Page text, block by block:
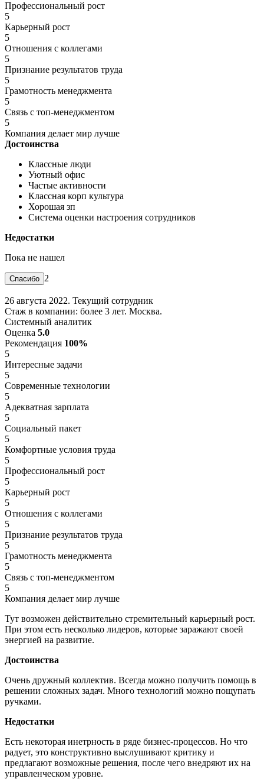
Профессиональный рост
5
Карьерный рост
5
Отношения с коллегами
5
Признание результатов труда
5
Грамотность менеджмента
5
Связь с топ-менеджментом
5
Компания делает мир лучше
Достоинства
Классные люди
Уютный офис
Частые активности
Классная корп культура
Хорошая зп
Система оценки настроения сотрудников
Недостатки
Пока не нашел
2
26 августа 2022. Текущий сотрудник
Стаж в компании: более 3 лет. Москва.
Системный аналитик
Оценка 5.0
Рекомендация 100%
5
Интересные задачи
5
Современные технологии
5
Адекватная зарплата
5
Социальный пакет
5
Комфортные условия труда
5
Профессиональный рост
5
Карьерный рост
5
Отношения с коллегами
5
Признание результатов труда
5
Грамотность менеджмента
5
Связь с топ-менеджментом
5
Компания делает мир лучше
Тут возможен действительно стремительный карьерный рост.
При этом есть несколько лидеров, которые заражают своей
энергией на развитие.
Достоинства
Очень дружный коллектив. Всегда можно получить помощь в
решении сложных задач. Много технологий можно пощупать
ручками.
Недостатки
Есть некоторая инетрность в ряде бизнес-процессов. Но что
радует, это конструктивно выслушивают критику и
предлагают возможные решения, после чего внедряют их на
управленческом уровне.